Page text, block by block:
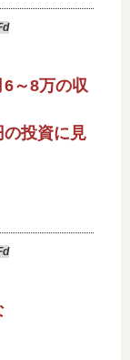
～8万の収
の投資に見